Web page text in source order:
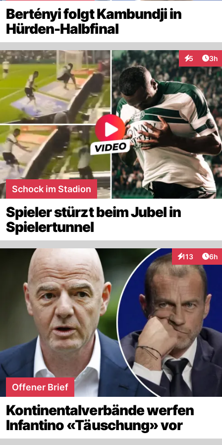
Bertényi folgt Kambundji in
Hürden-Halbfinal
5 3h
Schock im Stadion
Spieler stürzt beim Jubel in
Spielertunnel
113
Interaktionen
6h
Offener Brief
Kontinentalverbände werfen
Infantino «Täuschung» vor